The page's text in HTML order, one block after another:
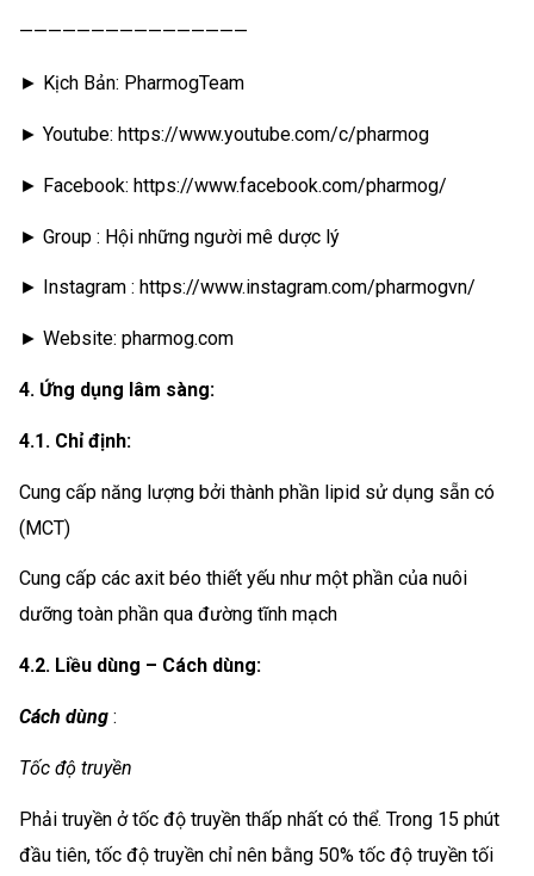
————————————————
► Kịch Bản: PharmogTeam
► Youtube: https://www.youtube.com/c/pharmog
► Facebook: https://www.facebook.com/pharmog/
► Group : Hội những người mê dược lý
► Instagram : https://www.instagram.com/pharmogvn/
► Website: pharmog.com
4. Ứng dụng lâm sàng:
4.1. Chỉ định:
Cung cấp năng lượng bởi thành phần lipid sử dụng sẵn có
(MCT)
Cung cấp các axit béo thiết yếu như một phần của nuôi
dưỡng toàn phần qua đường tĩnh mạch
4.2. Liều dùng – Cách dùng:
Cách dùng :
Tốc độ truyền
Phải truyền ở tốc độ truyền thấp nhất có thể. Trong 15 phút
đầu tiên, tốc độ truyền chỉ nên bằng 50% tốc độ truyền tối